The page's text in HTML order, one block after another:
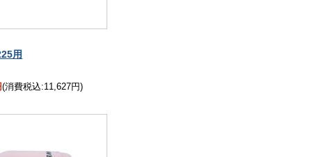
用
(消費税込:11,627円)